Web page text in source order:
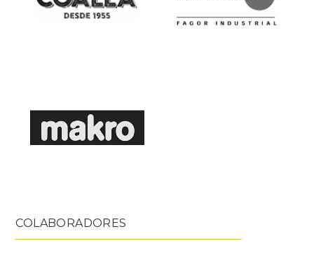
COLABORADORES